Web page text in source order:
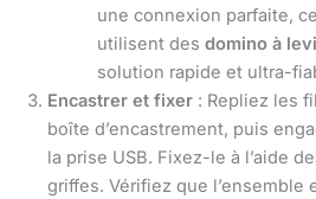
une connexion parfaite,
utilisent des domino à
solution rapide et ultra-
Encastrer et fixer : Repliez les
boîte d’encastrement, puis
la prise USB. Fixez-le à l’aide
griffes. Vérifiez que l’ensemble